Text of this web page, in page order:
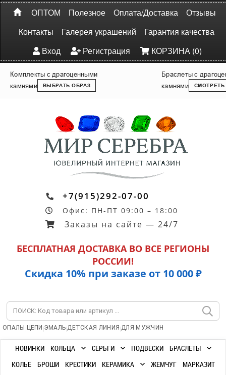
ОПТОМ Полезное Оплата/Доставка
Отзывы
Контакты
Галерея украшений
Гарантия качества
Вход
Регистрация КОРЗИНА (0)
Комплекты с драгоценными
камнями
ВЫБРАТЬ ОБРАЗ
Браслеты с
камнями
СМОТРЕТЬ
+7(915)292-07-00
Офис: ПН-ПТ 09:00 – 18:00
Заказы на сайте — 24/7
БЕСПЛАТНАЯ ДОСТАВКА ВО ВСЕ РЕГИОНЫ
РОССИИ!
Скидка 10% при заказе от 10 000 ₽
ОПАЛЫ | ЦЕПИ |ЭМАЛЬ|ДЕТСКАЯ ЛИНИЯ |ДЛЯ МУЖЧИН
НОВИНКИ КОЛЬЦА СЕРЬГИ ПОДВЕСКИ
БРАСЛЕТЫ
КОЛЬЕ
БРОШИ КРЕСТИКИ КЕРАМИКА ЖЕМЧУГ
МАРКАЗИТ